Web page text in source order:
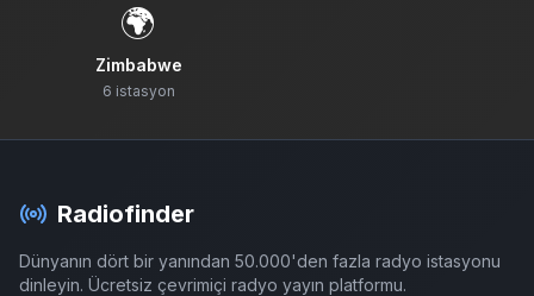
🌍
Zimbabwe
6 istasyon
Radiofinder
Dünyanın dört bir yanından 50.000'den fazla radyo istasyonu
dinleyin. Ücretsiz çevrimiçi radyo yayın platformu.